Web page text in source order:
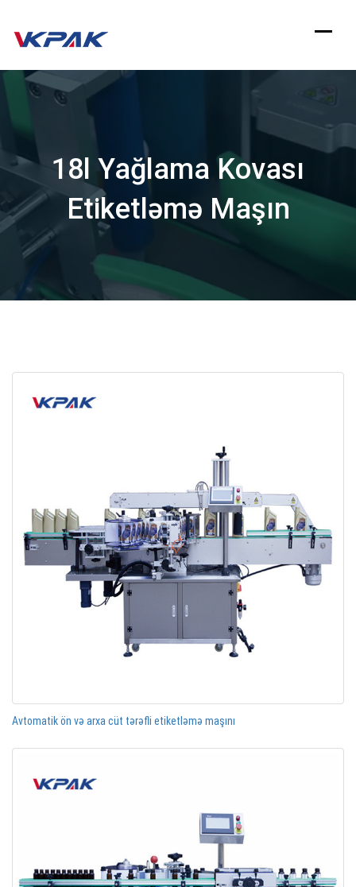
Məzmuna
18l Yağlama Kovası
Etiketləmə Maşın
Avtomatik ön və arxa cüt tərəfli etiketləmə maşını